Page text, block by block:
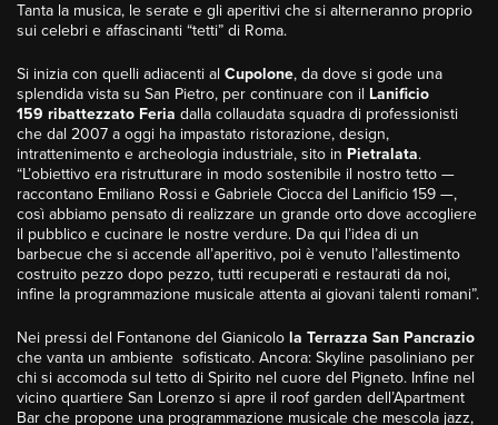
Tanta la musica, le serate e gli aperitivi che si alterneranno proprio
sui celebri e affascinanti “tetti” di Roma.
Si inizia con quelli adiacenti al Cupolone, da dove si gode una
splendida vista su San Pietro, per continuare con il Lanificio
159 ribattezzato Feria dalla collaudata squadra di professionisti
che dal 2007 a oggi ha impastato ristorazione, design,
intrattenimento e archeologia industriale, sito in Pietralata.
“L’obiettivo era ristrutturare in modo sostenibile il nostro tetto —
raccontano Emiliano Rossi e Gabriele Ciocca del Lanificio 159 —,
così abbiamo pensato di realizzare un grande orto dove accogliere
il pubblico e cucinare le nostre verdure. Da qui l’idea di un
barbecue che si accende all’aperitivo, poi è venuto l’allestimento
costruito pezzo dopo pezzo, tutti recuperati e restaurati da noi,
infine la programmazione musicale attenta ai giovani talenti romani”.
Nei pressi del Fontanone del Gianicolo la Terrazza San Pancrazio
che vanta un ambiente sofisticato. Ancora: Skyline pasoliniano per
chi si accomoda sul tetto di Spirito nel cuore del Pigneto. Infine nel
vicino quartiere San Lorenzo si apre il roof garden dell’Apartment
Bar che propone una programmazione musicale che mescola jazz,